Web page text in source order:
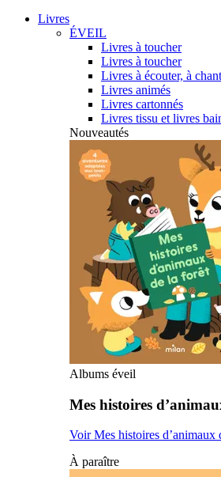
Livres
ÉVEIL
Livres à toucher
Livres à toucher
Livres à écouter, à
Livres animés
Livres cartonnés
Livres tissu et livres
Nouveautés
Albums éveil
Mes histoires
Voir Mes histoires d’animaux
À paraître